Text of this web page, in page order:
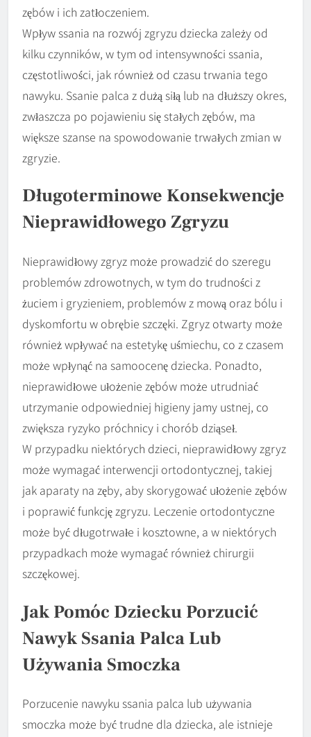
zębów i ich zatłoczeniem.
Wpływ ssania na rozwój zgryzu dziecka zależy od
kilku czynników, w tym od intensywności ssania,
częstotliwości, jak również od czasu trwania tego
nawyku. Ssanie palca z dużą siłą lub na dłuższy okres,
zwłaszcza po pojawieniu się stałych zębów, ma
większe szanse na spowodowanie trwałych zmian w
zgryzie.
Długoterminowe Konsekwencje
Nieprawidłowego Zgryzu
Nieprawidłowy zgryz może prowadzić do szeregu
problemów zdrowotnych, w tym do trudności z
żuciem i gryzieniem, problemów z mową oraz bólu i
dyskomfortu w obrębie szczęki. Zgryz otwarty może
również wpływać na estetykę uśmiechu, co z czasem
może wpłynąć na samoocenę dziecka. Ponadto,
nieprawidłowe ułożenie zębów może utrudniać
utrzymanie odpowiedniej higieny jamy ustnej, co
zwiększa ryzyko próchnicy i chorób dziąseł.
W przypadku niektórych dzieci, nieprawidłowy zgryz
może wymagać interwencji ortodontycznej, takiej
jak aparaty na zęby, aby skorygować ułożenie zębów
i poprawić funkcję zgryzu. Leczenie ortodontyczne
może być długotrwałe i kosztowne, a w niektórych
przypadkach może wymagać również chirurgii
szczękowej.
Jak Pomóc Dziecku Porzucić
Nawyk Ssania Palca Lub
Używania Smoczka
Porzucenie nawyku ssania palca lub używania
smoczka może być trudne dla dziecka, ale istnieje